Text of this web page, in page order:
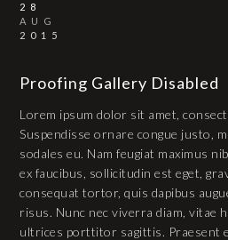
28
AUG
2015
Proofing Gallery Disabled
Lorem ipsum dolor sit amet,
Suspendisse ornare congue justo,
sodales eu. Nam feugiat maximus
ex faucibus, sollicitudin est eget,
consequat tortor, quis dapibus
risus. Nunc nec viverra diam, vitae
ultrices porttitor sagittis. Praesent